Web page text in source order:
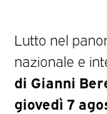
Lutto nel
nazionale e
di Gianni
giovedì 7